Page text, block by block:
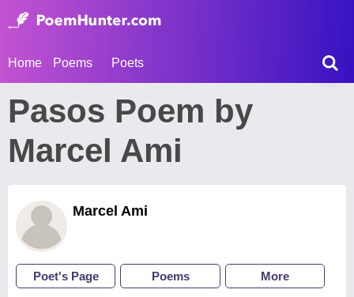
Home Poems Poets
Pasos Poem by
Marcel Ami
Marcel Ami
Poet's Page Poems More